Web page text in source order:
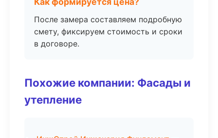
После замера составляем подробную
смету, фиксируем стоимость и сроки
в договоре.
Похожие компании: Фасады и
утепление